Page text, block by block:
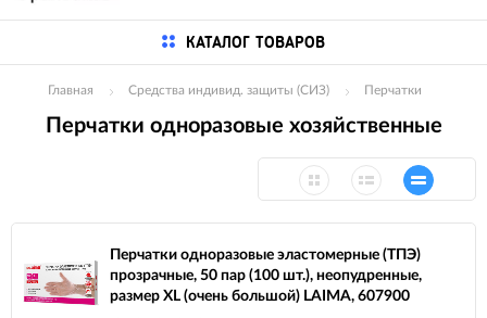
КАТАЛОГ ТОВАРОВ
Главная Средства индивид. защиты (СИЗ) Перчатки
Перчатки одноразовые хозяйственные
Перчатки одноразовые эластомерные (ТПЭ)
прозрачные, 50 пар (100 шт.), неопудренные,
размер XL (очень большой) LAIMA, 607900